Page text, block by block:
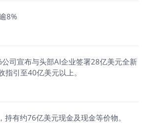
8%
公司宣布与头部AI企业签署28亿美元全新
指引至40亿美元以上。
持有约76亿美元现金及现金等价物。